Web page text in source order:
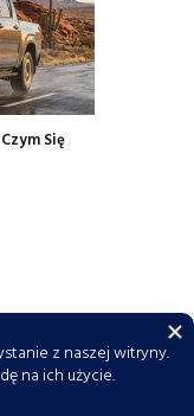
Się
Do